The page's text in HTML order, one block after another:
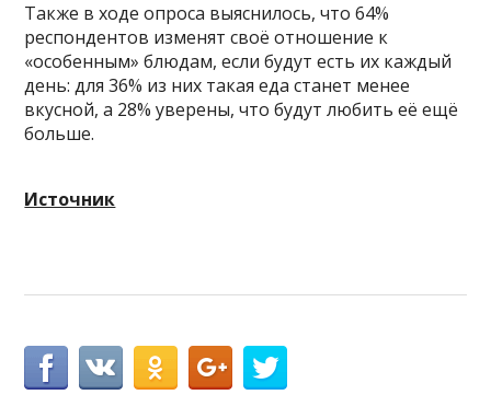
Также в ходе опроса выяснилось, что 64%
респондентов изменят своё отношение к
«особенным» блюдам, если будут есть их каждый
день: для 36% из них такая еда станет менее
вкусной, а 28% уверены, что будут любить её ещё
больше.
Источник